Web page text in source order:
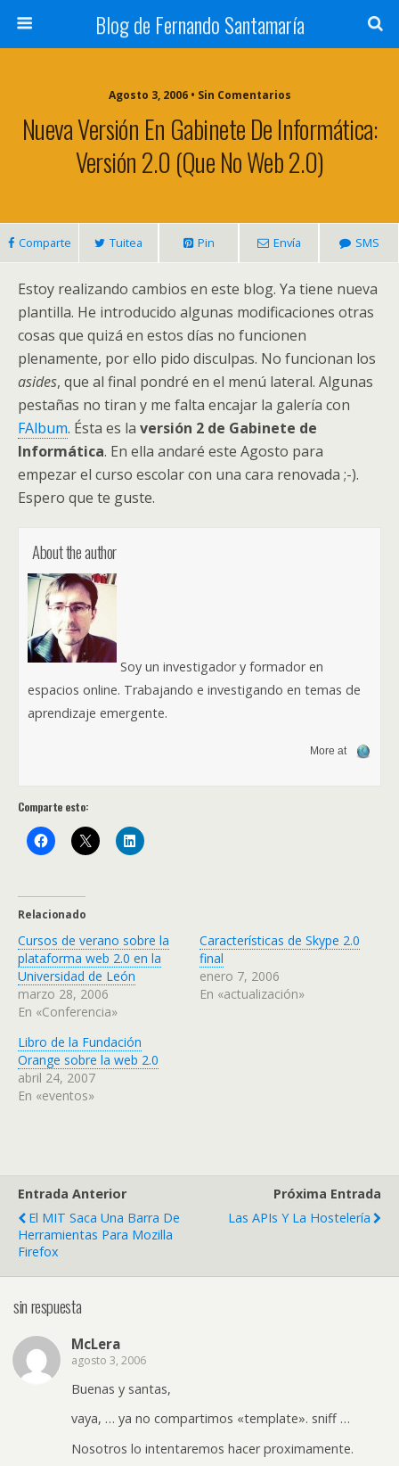
Blog de Fernando Santamaría
Agosto 3, 2006 • Sin Comentarios
Nueva Versión En Gabinete De Informática:
Versión 2.0 (que No Web 2.0)
Comparte Tuitea Pin Envía SMS
Estoy realizando cambios en este blog. Ya tiene nueva
plantilla. He introducido algunas modificaciones otras
cosas que quizá en estos días no funcionen
plenamente, por ello pido disculpas. No funcionan los
asides, que al final pondré en el menú lateral. Algunas
pestañas no tiran y me falta encajar la galería con
FAlbum. Ésta es la versión 2 de Gabinete de
Informática. En ella andaré este Agosto para
empezar el curso escolar con una cara renovada ;-).
Espero que te guste.
About the author
Soy un investigador y formador en
espacios online. Trabajando e investigando en temas de
aprendizaje emergente.
More at
Comparte esto:
Relacionado
Cursos de verano sobre la
plataforma web 2.0 en la
Universidad de León
marzo 28, 2006
En «Conferencia»
Características de Skype 2.0
final
enero 7, 2006
En «actualización»
Libro de la Fundación
Orange sobre la web 2.0
abril 24, 2007
En «eventos»
Entrada Anterior
El MIT Saca Una Barra De
Herramientas Para Mozilla
Firefox
Próxima Entrada
Las APIs Y La Hostelería
sin respuesta
McLera
agosto 3, 2006
Buenas y santas,
vaya, … ya no compartimos «template». sniff …
Nosotros lo intentaremos hacer proximamente.